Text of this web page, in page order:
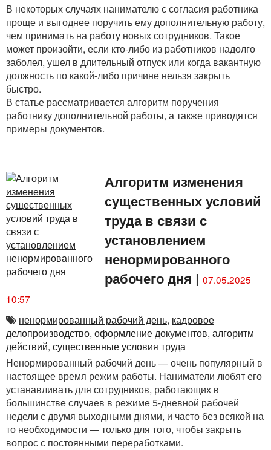
В некоторых случаях нанимателю с согласия работника
проще и выгоднее поручить ему дополнительную работу,
чем принимать на работу новых сотрудников. Такое
может произойти, если кто-либо из работников надолго
заболел, ушел в длительный отпуск или когда вакантную
должность по какой-либо причине нельзя закрыть
быстро.
В статье рассматривается алгоритм поручения
работнику дополнительной работы, а также приводятся
примеры документов.
Алгоритм изменения
существенных условий
труда в связи с
установлением
ненормированного
рабочего дня | 07.05.2025
10:57
ненормированный рабочий день, кадровое
делопроизводство, оформление документов, алгоритм
действий, существенные условия труда
Ненормированный рабочий день — очень популярный в
настоящее время режим работы. Наниматели любят его
устанавливать для сотрудников, работающих в
большинстве случаев в режиме 5-дневной рабочей
недели с двумя выходными днями, и часто без всякой на
то необходимости — только для того, чтобы закрыть
вопрос с постоянными переработками.